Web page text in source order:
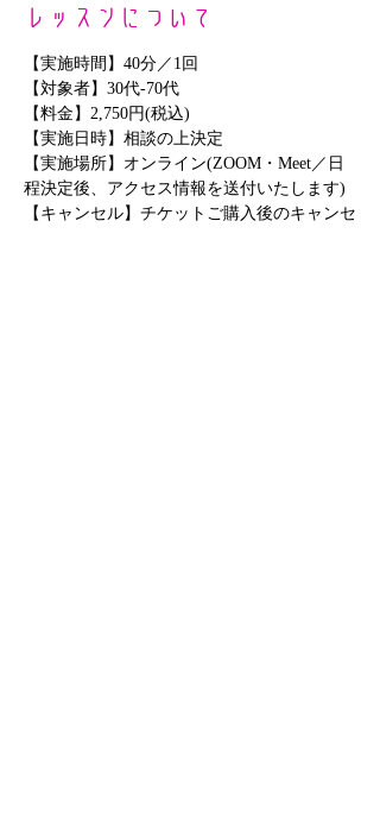
レッスンについて
【実施時間】40分／1回
【対象者】30代-70代
【料金】2,750円(税込)
【実施日時】相談の上決定
【実施場所】オンライン(ZOOM・Meet／日
程決定後、アクセス情報を送付いたします)
【キャンセル】チケットご購入後のキャンセ